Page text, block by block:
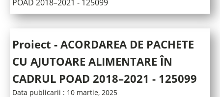
POAD 2018–2021 - 125099
Proiect - ACORDAREA DE PACHETE
CU AJUTOARE ALIMENTARE ÎN
CADRUL POAD 2018–2021 - 125099
Data publicarii : 10 martie, 2025